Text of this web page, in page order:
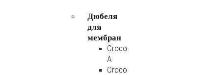
Дюбеля
для
мембран
Croco
A
Croco